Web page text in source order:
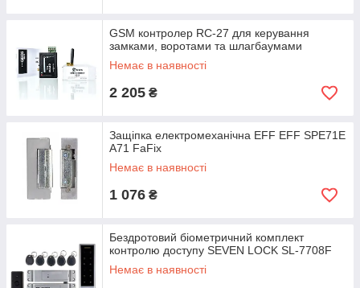
GSM контролер RC-27 для керування
замками, воротами та шлагбаумами
Немає в наявності
2 205 ₴
Защіпка електромеханічна EFF EFF SPE71E
A71 FaFix
Немає в наявності
1 076 ₴
Бездротовий біометричний комплект
контролю доступу SEVEN LOCK SL-7708F
Немає в наявності